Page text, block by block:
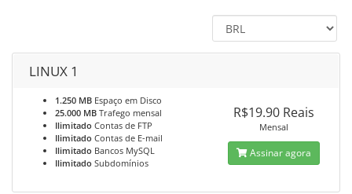
LINUX 1
1.250 MB Espaço em Disco
25.000 MB Trafego mensal
Ilimitado Contas de FTP
Ilimitado Contas de E-mail
Ilimitado Bancos MySQL
Ilimitado Subdomínios
R$19.90 Reais
Mensal
Assinar agora